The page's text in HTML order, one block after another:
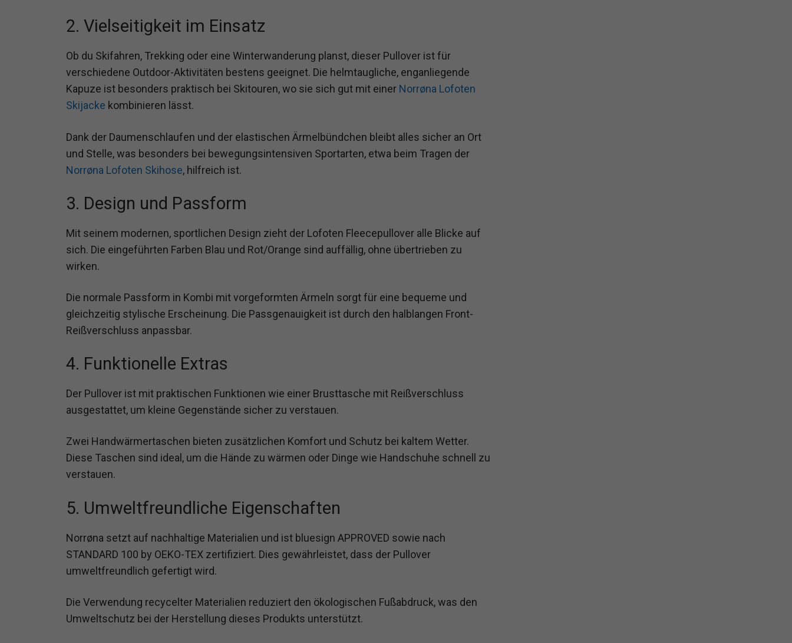
2. Vielseitigkeit im Einsatz
Ob du Skifahren, Trekking oder eine Winterwanderung planst, dieser Pullover ist für
verschiedene Outdoor-Aktivitäten bestens geeignet. Die helmtaugliche, enganliegende
Kapuze ist besonders praktisch bei Skitouren, wo sie sich gut mit einer Norrøna Lofoten
Skijacke kombinieren lässt.
Dank der Daumenschlaufen und der elastischen Ärmelbündchen bleibt alles sicher an Ort
und Stelle, was besonders bei bewegungsintensiven Sportarten, etwa beim Tragen der
Norrøna Lofoten Skihose, hilfreich ist.
3. Design und Passform
Mit seinem modernen, sportlichen Design zieht der Lofoten Fleecepullover alle Blicke auf
sich. Die eingeführten Farben Blau und Rot/Orange sind auffällig, ohne übertrieben zu
wirken.
Die normale Passform in Kombi mit vorgeformten Ärmeln sorgt für eine bequeme und
gleichzeitig stylische Erscheinung. Die Passgenauigkeit ist durch den halblangen Front-
Reißverschluss anpassbar.
4. Funktionelle Extras
Der Pullover ist mit praktischen Funktionen wie einer Brusttasche mit Reißverschluss
ausgestattet, um kleine Gegenstände sicher zu verstauen.
Zwei Handwärmertaschen bieten zusätzlichen Komfort und Schutz bei kaltem Wetter.
Diese Taschen sind ideal, um die Hände zu wärmen oder Dinge wie Handschuhe schnell zu
verstauen.
5. Umweltfreundliche Eigenschaften
Norrøna setzt auf nachhaltige Materialien und ist bluesign APPROVED sowie nach
STANDARD 100 by OEKO-TEX zertifiziert. Dies gewährleistet, dass der Pullover
umweltfreundlich gefertigt wird.
Die Verwendung recycelter Materialien reduziert den ökologischen Fußabdruck, was den
Umweltschutz bei der Herstellung dieses Produkts unterstützt.